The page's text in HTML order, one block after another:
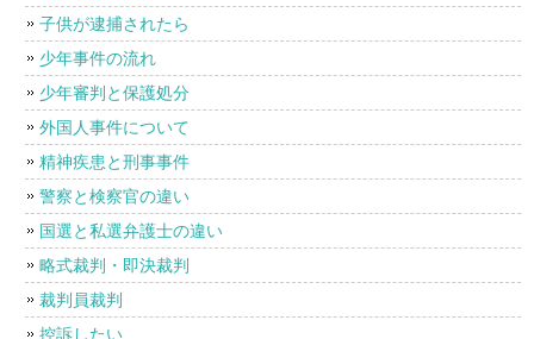
子供が逮捕されたら
少年事件の流れ
少年審判と保護処分
外国人事件について
精神疾患と刑事事件
警察と検察官の違い
国選と私選弁護士の違い
略式裁判・即決裁判
裁判員裁判
控訴したい